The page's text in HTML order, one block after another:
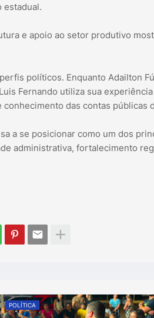
estadual.
e apoio ao setor produtivo
políticos. Enquanto Adailton
Fernando utiliza sua
das contas públicas
a se posicionar como um dos
administrativa, fortalecimento
POLÍTICA